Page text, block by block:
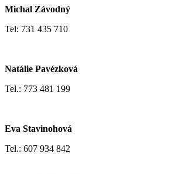
Michal Závodný
Tel: 731 435 710
Natálie Pavézková
Tel.: 773 481 199
Eva Stavinohová
Tel.: 607 934 842